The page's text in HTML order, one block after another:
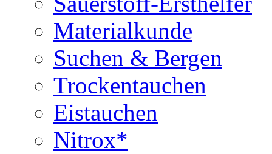
Materialkunde
Suchen & Bergen
Trockentauchen
Eistauchen
Nitrox*